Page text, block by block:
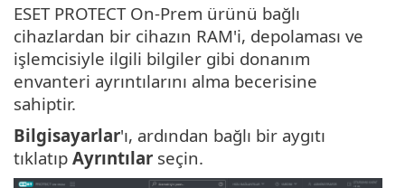
ESET PROTECT On-Prem ürünü bağlı
cihazlardan bir cihazın RAM'i, depolaması ve
işlemcisiyle ilgili bilgiler gibi donanım
envanteri ayrıntılarını alma becerisine
sahiptir.
Bilgisayarlar'ı, ardından bağlı bir aygıtı
tıklatıp Ayrıntılar seçin.